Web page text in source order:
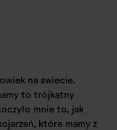
na świecie.
to trójkątny
mnie to, jak
które mamy z